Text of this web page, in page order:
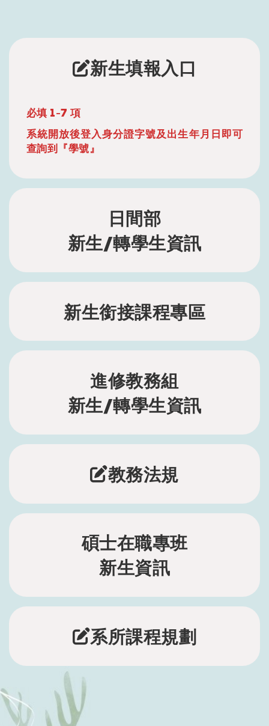
新生填報入口
必填 1-7 項
系統開放後登入身分證字號及出生年月日即可
查詢到『學號』
日間部
新生/轉學生資訊
新生銜接課程專區
進修教務組
新生/轉學生資訊
教務法規
碩士在職專班
新生資訊
系所課程規劃